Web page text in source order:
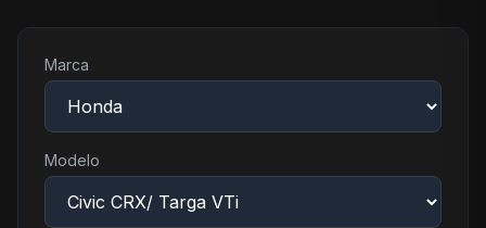
Marca
Modelo